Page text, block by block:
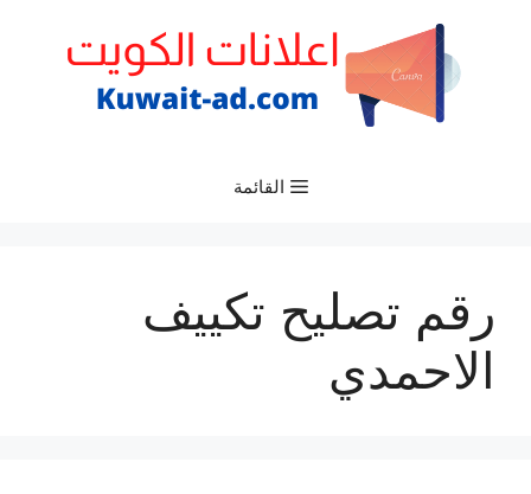
القائمة
رقم تصليح تكييف
الاحمدي